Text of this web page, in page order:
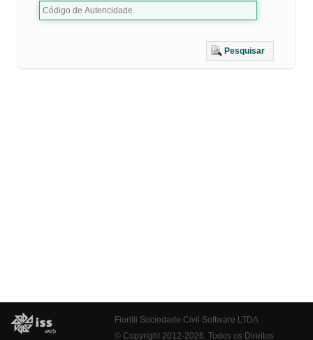
Pesquisar
Fiorilli Sociedade Civil Software LTDA
© Copyright 2012-2026. Todos os Direitos